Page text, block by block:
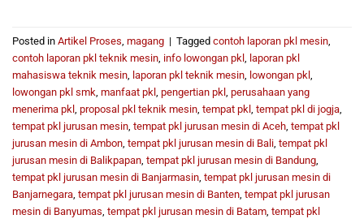
Posted in Artikel Proses, magang | Tagged contoh laporan pkl mesin,
contoh laporan pkl teknik mesin, info lowongan pkl , laporan pkl
mahasiswa teknik mesin, laporan pkl teknik mesin, lowongan pkl ,
lowongan pkl smk, manfaat pkl , pengertian pkl , perusahaan yang
menerima pkl , proposal pkl teknik mesin, tempat pkl , tempat pkl di jogja,
tempat pkl jurusan mesin, tempat pkl jurusan mesin di Aceh, tempat pkl
jurusan mesin di Ambon, tempat pkl jurusan mesin di Bali, tempat pkl
jurusan mesin di Balikpapan, tempat pkl jurusan mesin di Bandung,
tempat pkl jurusan mesin di Banjarmasin, tempat pkl jurusan mesin di
Banjarnegara, tempat pkl jurusan mesin di Banten, tempat pkl jurusan
mesin di Banyumas, tempat pkl jurusan mesin di Batam, tempat pkl